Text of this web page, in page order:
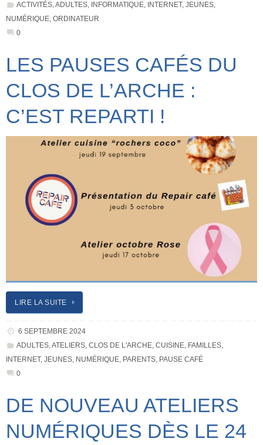
ACTIVITÉS,ADULTES, INFORMATIQUE, INTERNET, JEUNES,
NUMÉRIQUE, ORDINATEUR
0
LES PAUSES CAFÉS DU
CLOS DE L’ARCHE :
C’EST REPARTI !
LIRE LA SUITE
6 SEPTEMBRE 2024
ADULTES,ATELIERS, CLOS DE L'ARCHE, CUISINE, FAMILLES,
INTERNET, JEUNES, NUMÉRIQUE, PARENTS, PAUSE CAFÉ
0
DE NOUVEAU ATELIERS
NUMÉRIQUES DÈS LE 24